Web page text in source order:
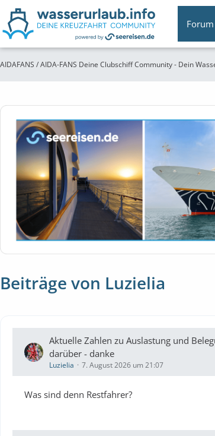
Forum
AIDAFANS / AIDA-FANS Deine Clubschiff Community - Dein
Beiträge von Luzielia
Aktuelle Zahlen zu Auslastung und
darüber - danke
Luzielia 7. August 2026 um 21:07
Was sind denn Restfahrer?